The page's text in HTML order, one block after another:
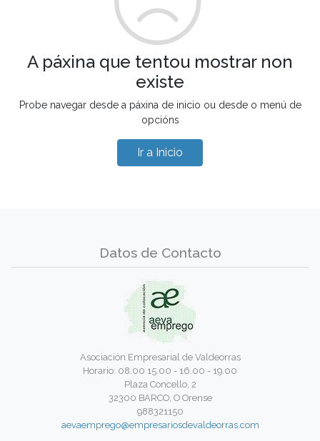
A páxina que tentou mostrar non
existe
Probe navegar desde a páxina de inicio ou desde o menú de
opcións
Ir a Inicio
Datos de Contacto
Asociación Empresarial de Valdeorras
Horario: 08.00 15.00 - 16.00 - 19.00
Plaza Concello, 2
32300 BARCO, O Orense
988321150
aevaemprego@empresariosdevaldeorras.com